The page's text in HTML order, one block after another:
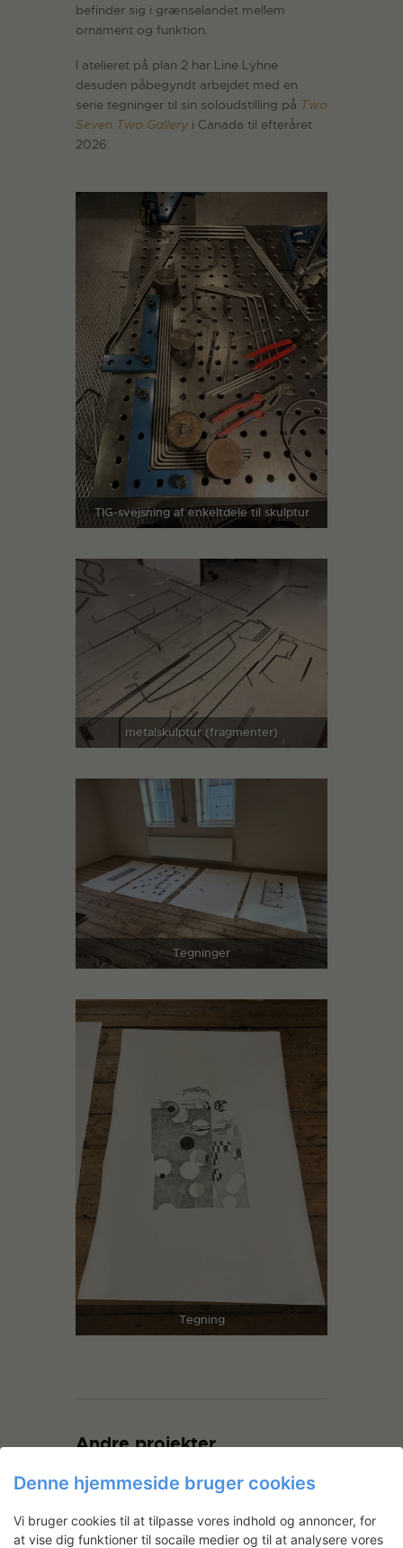
befinder sig i grænselandet mellem
ornament og funktion.
I atelieret på plan 2 har Line Lyhne
desuden påbegyndt arbejdet med en
serie tegninger til sin soloudstilling på Two
Seven Two Gallery i Canada til efteråret
2026.
TIG-svejsning af enkeltdele til skulptur
metalskulptur (fragmenter)
Tegninger
Tegning
Andre projekter
Denne hjemmeside bruger cookies
Vi bruger cookies til at tilpasse vores indhold og annoncer, for
at vise dig funktioner til socaile medier og til at analysere vores